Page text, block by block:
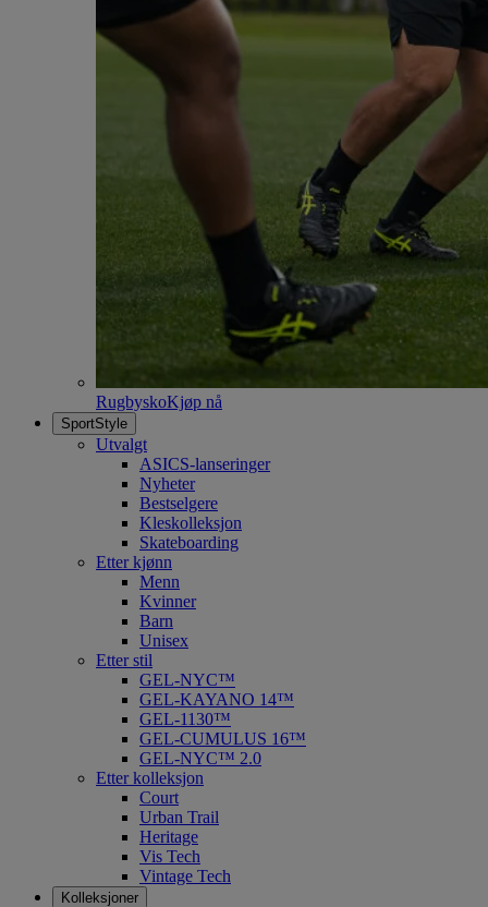
RugbyskoKjøp nå
SportStyle
Utvalgt
ASICS-lanseringer
Nyheter
Bestselgere
Kleskolleksjon
Skateboarding
Etter kjønn
Menn
Kvinner
Barn
Unisex
Etter stil
GEL-NYC™
GEL-KAYANO 14™
GEL-1130™
GEL-CUMULUS 16™
GEL-NYC™ 2.0
Etter kolleksjon
Court
Urban Trail
Heritage
Vis Tech
Vintage Tech
Kolleksjoner